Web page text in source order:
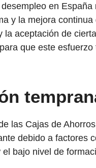
en
y la mejora
la aceptación de
que este esfuerzo
las Cajas de
debido a factores
bajo nivel de